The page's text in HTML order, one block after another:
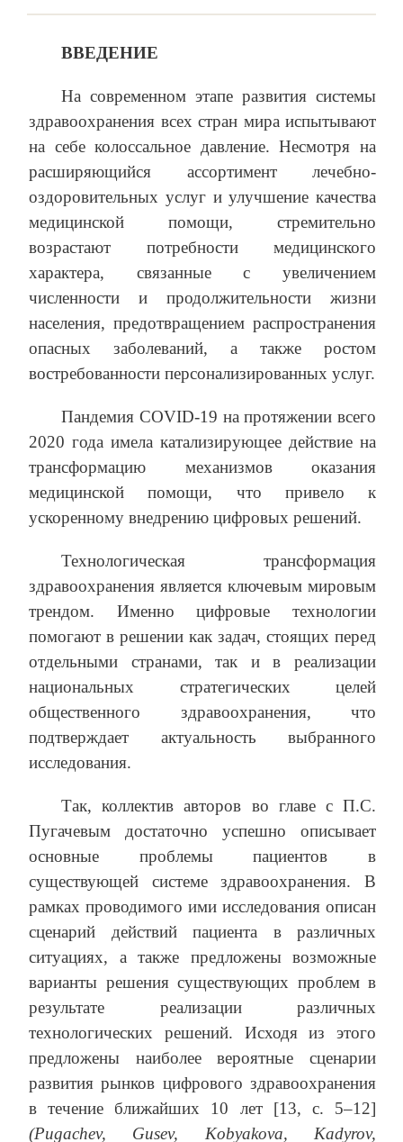
ВВЕДЕНИЕ
На современном этапе развития системы
здравоохранения всех стран мира испытывают
на себе колоссальное давление. Несмотря на
расширяющийся ассортимент лечебно-
оздоровительных услуг и улучшение качества
медицинской помощи, стремительно
возрастают потребности медицинского
характера, связанные с увеличением
численности и продолжительности жизни
населения, предотвращением распространения
опасных заболеваний, а также ростом
востребованности персонализированных услуг.
Пандемия COVID-19 на протяжении всего
2020 года имела катализирующее действие на
трансформацию механизмов оказания
медицинской помощи, что привело к
ускоренному внедрению цифровых решений.
Технологическая трансформация
здравоохранения является ключевым мировым
трендом. Именно цифровые технологии
помогают в решении как задач, стоящих перед
отдельными странами, так и в реализации
национальных стратегических целей
общественного здравоохранения, что
подтверждает актуальность выбранного
исследования.
Так, коллектив авторов во главе с П.С.
Пугачевым достаточно успешно описывает
основные проблемы пациентов в
существующей системе здравоохранения. В
рамках проводимого ими исследования описан
сценарий действий пациента в различных
ситуациях, а также предложены возможные
варианты решения существующих проблем в
результате реализации различных
технологических решений. Исходя из этого
предложены наиболее вероятные сценарии
развития рынков цифрового здравоохранения
в течение ближайших 10 лет [13, с. 5–12]
(Pugachev, Gusev, Kobyakova, Kadyrov,